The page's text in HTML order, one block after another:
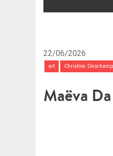
22/06/2026
art Christine
Maëva